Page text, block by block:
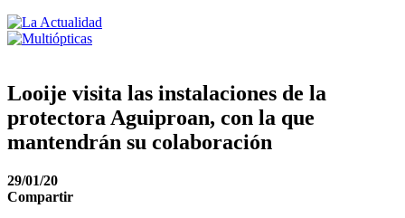
Looije visita las instalaciones de la
protectora Aguiproan, con la que
mantendrán su colaboración
29/01/20
Compartir